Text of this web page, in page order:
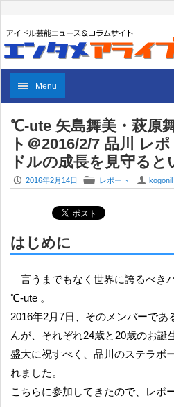
Menu
℃-ute 矢島舞美・萩原
ト＠2016/2/7 品川 レ
ドルの成長を見守ると
P 2016年2月14日 F レポート U kogonil
はじめに
言うまでもなく世界に誇るべきハロプロの5人組ユニット
℃-ute 。
2016年2月7日、そのメンバーであ
んが、それぞれ24歳と20歳のお誕
盛大に祝すべく、品川のステラボ
れました。
こちらに参加してきたので、レポ